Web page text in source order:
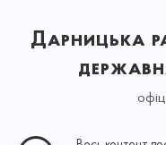
Дарницька